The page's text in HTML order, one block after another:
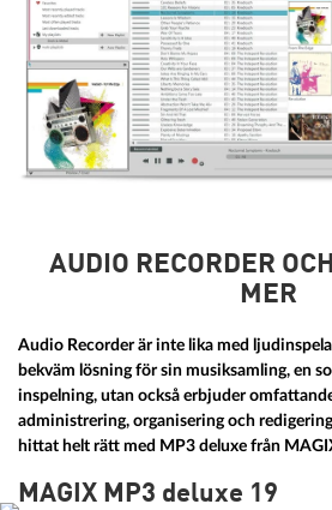
AUDIO RECORDER
MER
Audio Recorder är inte lika med
bekväm lösning för sin musiksamling, en
inspelning, utan också erbjuder
administrering, organisering och
hittat helt rätt med MP3 deluxe från
MAGIX MP3 deluxe 19